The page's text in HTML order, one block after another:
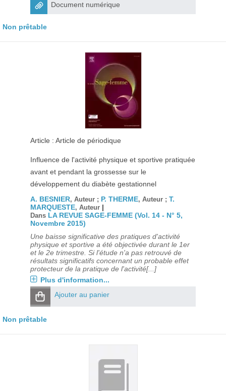
Document numérique
Non prêtable
Article : Article de périodique
Influence de l'activité physique et sportive pratiquée
avant et pendant la grossesse sur le
développement du diabète gestationnel
A. BESNIER, Auteur ; P. THERME, Auteur ; T.
MARQUESTE, Auteur |
Dans LA REVUE SAGE-FEMME (Vol. 14 - N° 5,
Novembre 2015)
Une baisse significative des pratiques d'activité
physique et sportive a été objectivée durant le 1er
et le 2e trimestre. Si l'étude n'a pas retrouvé de
résultats significatifs concernant un probable effet
protecteur de la pratique de l'activité[...]
Plus d'information...
Ajouter au panier
Non prêtable